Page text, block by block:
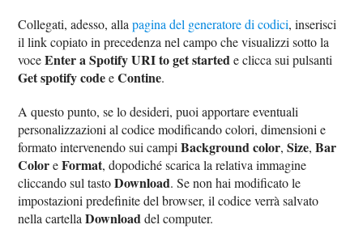
Collegati, adesso, allapagina del generatore di codici, inserisci
il link copiato in precedenza nel campo che visualizzi sotto la
voceEnter a Spotify URI to get startede clicca sui pulsanti
Get spotify codeeContine.
A questo punto, se lo desideri, puoi apportare eventuali
personalizzazioni al codice modificando colori, dimensioni e
formato intervenendo sui campiBackground color,Size,Bar
ColoreFormat, dopodiché scarica la relativa immagine
cliccando sul tastoDownload. Se non hai modificato le
impostazioni predefinite del browser, il codice verrà salvato
nella cartellaDownloaddel computer.